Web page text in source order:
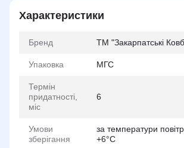
Характеристики
Бренд ТМ "Закарпатські
Упаковка МГС
Термін
придатності,
міс
6
Умови
зберігання
за температури
+6°С